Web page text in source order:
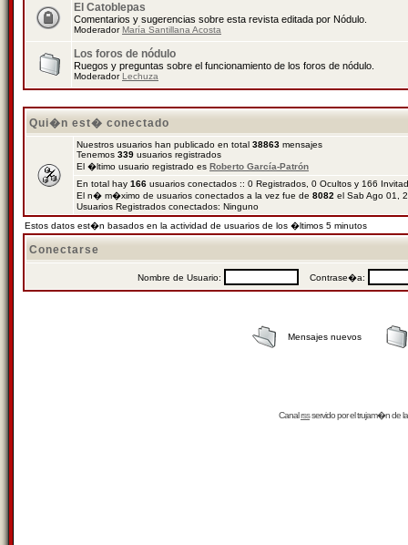
El Catoblepas
Comentarios y sugerencias sobre esta revista editada por Nódulo.
ModeradorMaría Santillana Acosta
Los foros de nódulo
Ruegos y preguntas sobre el funcionamiento de los foros de nódulo.
ModeradorLechuza
Qui�n est� conectado
Nuestros usuarios han publicado en total 38863 mensajes
Tenemos 339 usuarios registrados
El �ltimo usuario registrado es Roberto García-Patrón
En total hay 166 usuarios conectados :: 0 Registrados, 0 Ocultos y 166
El n� m�ximo de usuarios conectados a la vez fue de 8082 el Sab Ago 01,
Usuarios Registrados conectados: Ninguno
Estos datos est�n basados en la actividad de usuarios de los �ltimos 5 minutos
Conectarse
Nombre de Usuario: Contrase�a:
Mensajes nuevos
Canalrssservido por eltrujam�nde